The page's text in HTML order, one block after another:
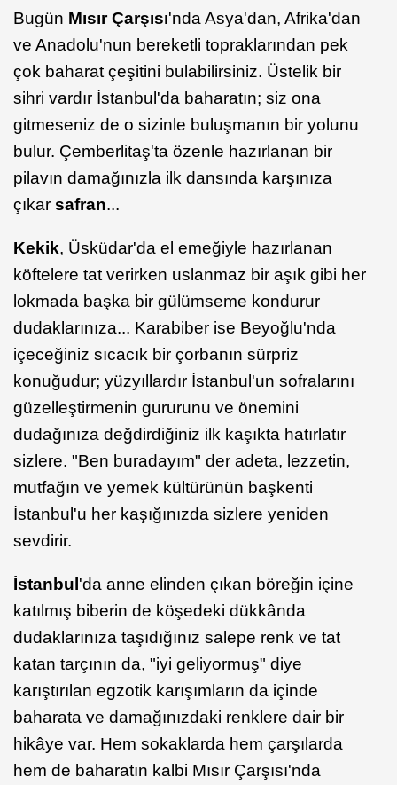
Bugün Mısır Çarşısı'nda Asya'dan, Afrika'dan
ve Anadolu'nun bereketli topraklarından pek
çok baharat çeşitini bulabilirsiniz. Üstelik bir
sihri vardır İstanbul'da baharatın; siz ona
gitmeseniz de o sizinle buluşmanın bir yolunu
bulur. Çemberlitaş'ta özenle hazırlanan bir
pilavın damağınızla ilk dansında karşınıza
çıkar safran...
Kekik, Üsküdar'da el emeğiyle hazırlanan
köftelere tat verirken uslanmaz bir aşık gibi her
lokmada başka bir gülümseme kondurur
dudaklarınıza... Karabiber ise Beyoğlu'nda
içeceğiniz sıcacık bir çorbanın sürpriz
konuğudur; yüzyıllardır İstanbul'un sofralarını
güzelleştirmenin gururunu ve önemini
dudağınıza değdirdiğiniz ilk kaşıkta hatırlatır
sizlere. "Ben buradayım" der adeta, lezzetin,
mutfağın ve yemek kültürünün başkenti
İstanbul'u her kaşığınızda sizlere yeniden
sevdirir.
İstanbul 'da anne elinden çıkan böreğin içine
katılmış biberin de köşedeki dükkânda
dudaklarınıza taşıdığınız salepe renk ve tat
katan tarçının da, "iyi geliyormuş" diye
karıştırılan egzotik karışımların da içinde
baharata ve damağınızdaki renklere dair bir
hikâye var. Hem sokaklarda hem çarşılarda
hem de baharatın kalbi Mısır Çarşısı'nda